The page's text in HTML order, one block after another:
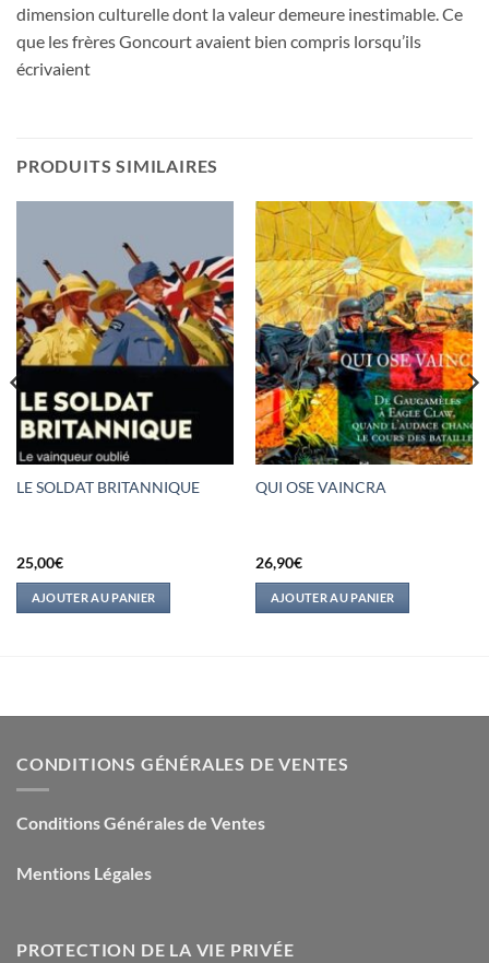
dimension culturelle dont la valeur demeure inestimable. Ce
que les frères Goncourt avaient bien compris lorsqu’ils
écrivaient
PRODUITS SIMILAIRES
LE SOLDAT BRITANNIQUE
25,00€
AJOUTER AU PANIER
QUI OSE VAINCRA
26,90€
AJOUTER AU PANIER
CONDITIONS GÉNÉRALES DE VENTES
Conditions Générales de Ventes
Mentions Légales
PROTECTION DE LA VIE PRIVÉE